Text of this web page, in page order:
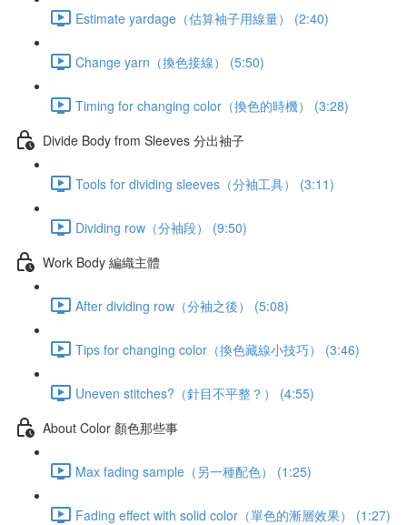
Estimate yardage（估算袖子用線量） (2:40)
Change yarn（換色接線） (5:50)
Timing for changing color（換色的時機） (3:28)
Divide Body from Sleeves 分出袖子
Tools for dividing sleeves（分袖工具） (3:11)
Dividing row（分袖段） (9:50)
Work Body 編織主體
After dividing row（分袖之後） (5:08)
Tips for changing color（換色藏線小技巧） (3:46)
Uneven stitches?（針目不平整？） (4:55)
About Color 顏色那些事
Max fading sample（另一種配色） (1:25)
Fading effect with solid color（單色的漸層效果） (1:27)